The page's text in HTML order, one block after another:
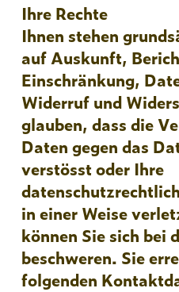
Ihre Rechte
Ihnen stehen
auf Auskunft,
Einschränkung,
Widerruf und
glauben, dass die
Daten gegen das
verstösst oder Ihre
in einer Weise
können Sie sich bei
beschweren. Sie
folgenden